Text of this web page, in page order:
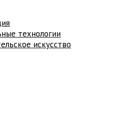
технологии
искусство